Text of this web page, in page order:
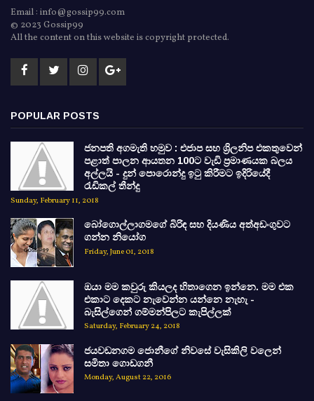
Email : info@gossip99.com
© 2023 Gossip99
All the content on this website is copyright protected.
POPULAR POSTS
ජනපති අගමැති හමුව : එජාප සහ ශ්‍රිලනිප එකතුවෙන්
පළාත් පාලන ආයතන 100ට වැඩි ප්‍රමාණයක බලය
අල්ලයි - දුන් පොරොන්දු ඉටු කිරීමට ඉදිරියේදී
රැඩිකල් තීන්දු
Sunday, February 11, 2018
බෝගොල්ලාගමගේ බිරිඳ සහ දියණිය අත්අඩංගුවට
ගන්න නියෝග
Friday, June 01, 2018
ඔයා මම කවුරු කියලද හිතාගෙන ඉන්නෙ. මම එක
එකාට දෙකට නැවෙන්න යන්නෙ නැහැ -
බැසිල්ගෙන් ගම්මන්පිලට කැපිල්ලක්
Saturday, February 24, 2018
ජයවඩනගම ජොනීගේ නිවසේ වැසිකිලි වලෙන්
සමිතා ගොඩගනී
Monday, August 22, 2016